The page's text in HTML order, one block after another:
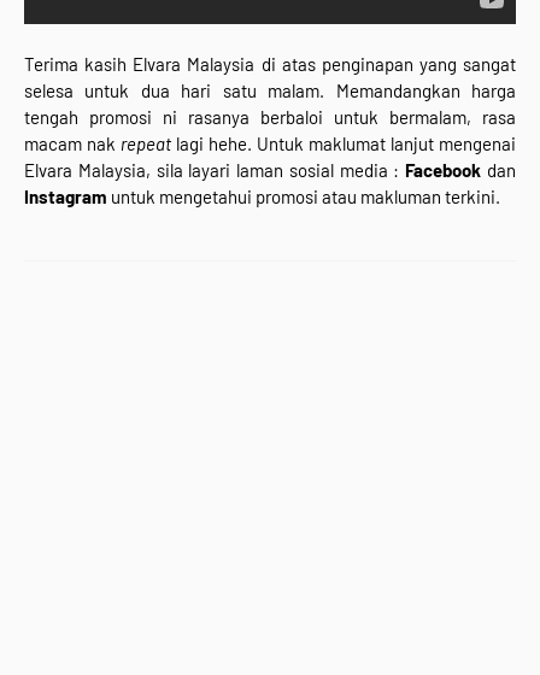
Terima kasih Elvara Malaysia di atas penginapan yang sangat
selesa untuk dua hari satu malam. Memandangkan harga
tengah promosi ni rasanya berbaloi untuk bermalam, rasa
macam nak repeat lagi hehe. Untuk maklumat lanjut mengenai
Elvara Malaysia, sila layari laman sosial media : Facebook dan
Instagram untuk mengetahui promosi atau makluman terkini.